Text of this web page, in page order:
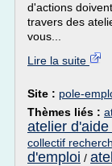
d'actions
travers des
vous...
Lire la suite
Site : pole-
Thèmes liés :
atelier
collectif
d'emploi /